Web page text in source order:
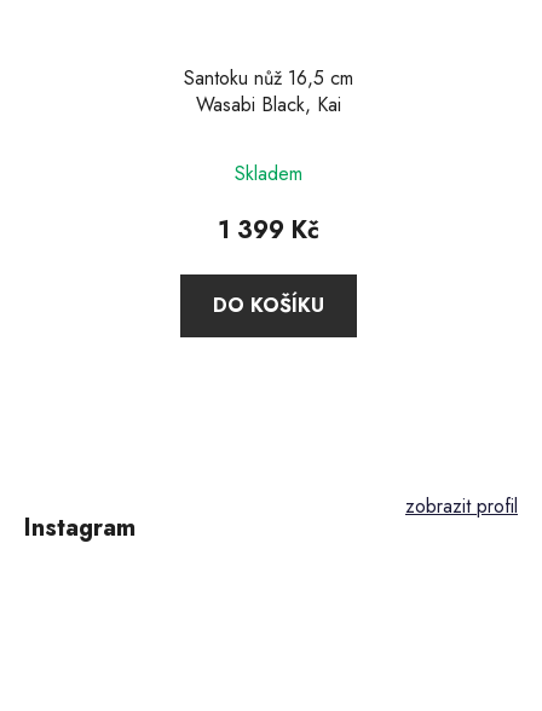
Santoku nůž 16,5 cm
Wasabi Black, Kai
hodnocení
produktu
4,4
z
Skladem
1 399 Kč
DO KOŠÍKU
Instagram